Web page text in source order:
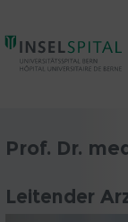
Prof. Dr.
Leitender